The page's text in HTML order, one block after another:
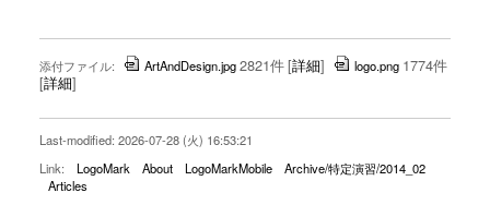
添付ファイル: ArtAndDesign.jpg2821件[詳細] logo.png 1774件
[詳細]
Last-modified: 2026-07-28 (火) 16:53:21
Link:
LogoMark About LogoMarkMobile
Archive/特定演習/2014_02
Articles